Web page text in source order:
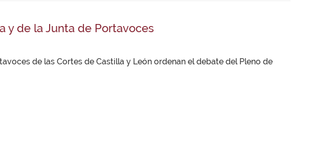
y de la Junta de Portavoces
de las Cortes de Castilla y León ordenan el debate del Pleno de